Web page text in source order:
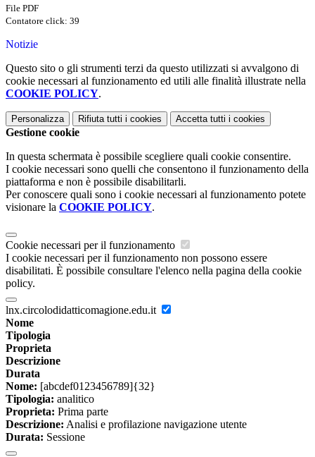
File PDF
Contatore click: 39
Notizie
Questo sito o gli strumenti terzi da questo utilizzati si avvalgono di
cookie necessari al funzionamento ed utili alle finalità illustrate nella
COOKIE POLICY.
Personalizza Rifiuta tutti i cookies Accetta tutti i cookies
Gestione cookie
In questa schermata è possibile scegliere quali cookie consentire.
I cookie necessari sono quelli che consentono il funzionamento della
piattaforma e non è possibile disabilitarli.
Per conoscere quali sono i cookie necessari al funzionamento potete
visionare la COOKIE POLICY.
Cookie necessari per il funzionamento
I cookie necessari per il funzionamento non possono essere
disabilitati. È possibile consultare l'elenco nella pagina della cookie
policy.
lnx.circolodidatticomagione.edu.it
Nome
Tipologia
Proprieta
Descrizione
Durata
Nome: [abcdef0123456789]{32}
Tipologia: analitico
Proprieta: Prima parte
Descrizione: Analisi e profilazione navigazione utente
Durata: Sessione